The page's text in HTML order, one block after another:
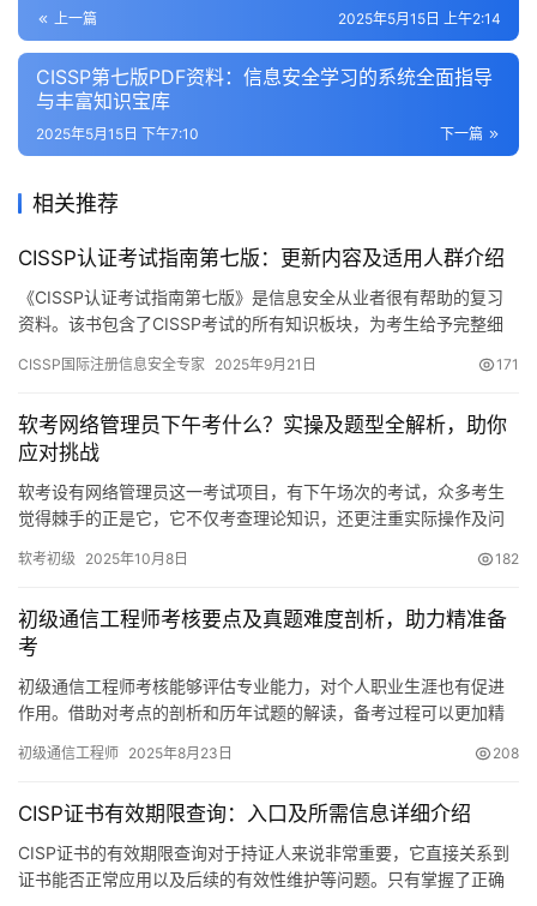
上一篇 2025年5月15日 上午2:14
CISSP第七版PDF资料：信息安全学习的系统全面指导
与丰富知识宝库
下一篇
2025年5月15日 下午7:10
相关推荐
CISSP认证考试指南第七版：更新内容及适用人群介绍
《CISSP认证考试指南第七版》是信息安全从业者很有帮助的复习
资料。该书包含了CISSP考试的所有知识板块，为考生给予完整细
CISSP国际注册信息安全专家 2025年9月21日 171
软考网络管理员下午考什么？实操及题型全解析，助你
应对挑战
软考设有网络管理员这一考试项目，有下午场次的考试，众多考生
觉得棘手的正是它，它不仅考查理论知识，还更注重实际操作及问
软考初级 2025年10月8日 182
初级通信工程师考核要点及真题难度剖析，助力精准备
考
初级通信工程师考核能够评估专业能力，对个人职业生涯也有促进
作用。借助对考点的剖析和历年试题的解读，备考过程可以更加精
初级通信工程师 2025年8月23日 208
CISP证书有效期限查询：入口及所需信息详细介绍
CISP证书的有效期限查询对于持证人来说非常重要，它直接关系到
证书能否正常应用以及后续的有效性维护等问题。只有掌握了正确